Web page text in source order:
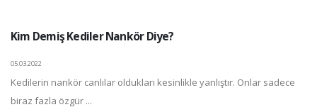
Kim Demiş Kediler Nankör Diye?
05.03.2022
Kedilerin nankör canlılar oldukları kesinlikle yanlıştır. Onlar sadece
biraz fazla özgür ...